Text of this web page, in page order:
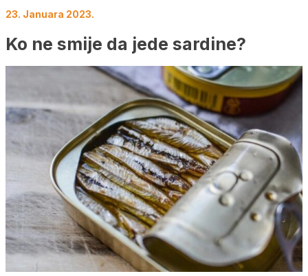
23. Januara 2023.
Ko ne smije da jede sardine?